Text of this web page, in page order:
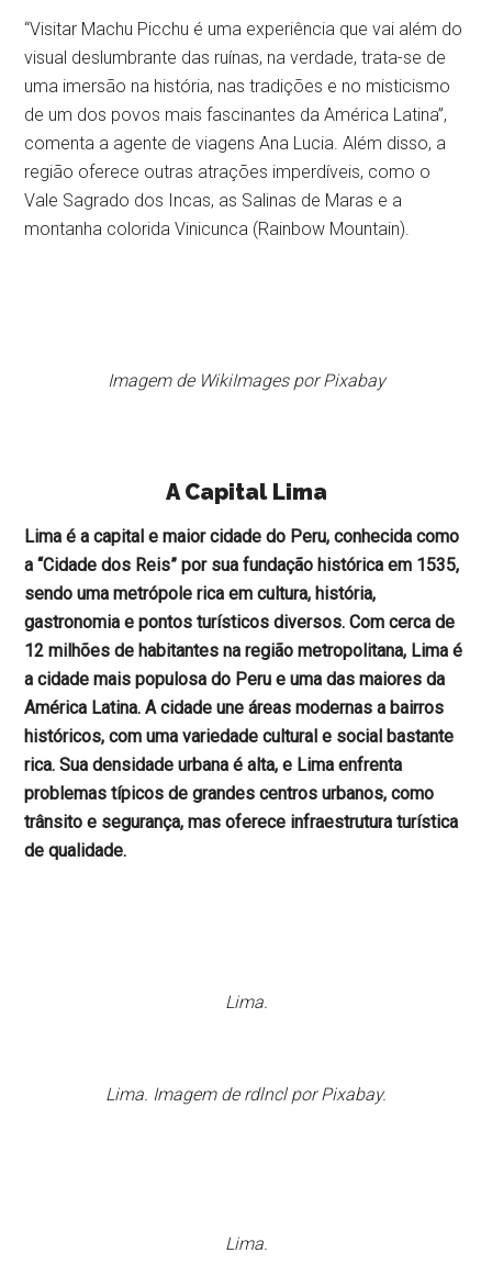
“Visitar Machu Picchu é uma experiência que vai além do
visual deslumbrante das ruínas, na verdade, trata-se de
uma imersão na história, nas tradições e no misticismo
de um dos povos mais fascinantes da América Latina”,
comenta a agente de viagens Ana Lucia. Além disso, a
região oferece outras atrações imperdíveis, como o
Vale Sagrado dos Incas, as Salinas de Maras e a
montanha colorida Vinicunca (Rainbow Mountain).
Imagem de WikiImages por Pixabay
A Capital Lima
Lima é a capital e maior cidade do Peru, conhecida como
a “Cidade dos Reis” por sua fundação histórica em 1535,
sendo uma metrópole rica em cultura, história,
gastronomia e pontos turísticos diversos. Com cerca de
12 milhões de habitantes na região metropolitana, Lima é
a cidade mais populosa do Peru e uma das maiores da
América Latina. A cidade une áreas modernas a bairros
históricos, com uma variedade cultural e social bastante
rica. Sua densidade urbana é alta, e Lima enfrenta
problemas típicos de grandes centros urbanos, como
trânsito e segurança, mas oferece infraestrutura turística
de qualidade.
Lima.
Lima. Imagem de rdlncl por Pixabay.
Lima.